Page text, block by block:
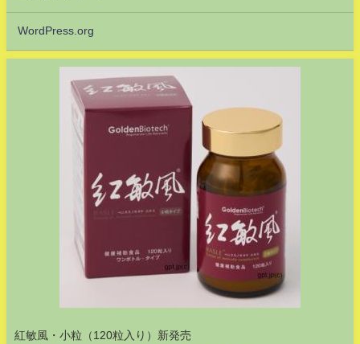
WordPress.org
紅敏風・小粒（120粒入り）新発売